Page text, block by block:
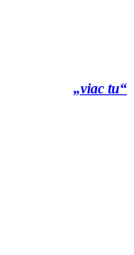
„viac tu“